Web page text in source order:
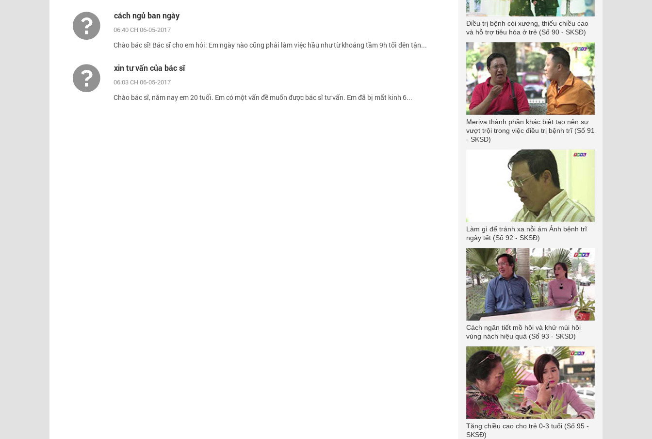
cách ngủ ban ngày
06:40 CH 06-05-2017
Chào bác sĩ! Bác sĩ cho em hỏi: Em ngày nào cũng phải làm việc hầu như từ khoảng tầm 9h tối đên tận...
xin tư vấn của bác sĩ
06:03 CH 06-05-2017
Chào bác sĩ, năm nay em 20 tuổi. Em có một vấn đề muốn được bác sĩ tư vấn. Em đã bị mất kinh 6...
Điều trị bệnh còi xương, thiếu chiều cao
và hỗ trợ tiêu hóa ở trẻ (Số 90 - SKSĐ)
Meriva thành phần khác biệt tạo nên sự
vượt trội trong việc điều trị bệnh trĩ (Số 91
- SKSĐ)
Làm gì để tránh xa nỗi ám Ảnh bệnh trĩ
ngày tết (Số 92 - SKSĐ)
Cách ngăn tiết mồ hôi và khử mùi hôi
vùng nách hiệu quả (Số 93 - SKSĐ)
Tăng chiều cao cho trẻ 0-3 tuổi (Số 95 -
SKSĐ)